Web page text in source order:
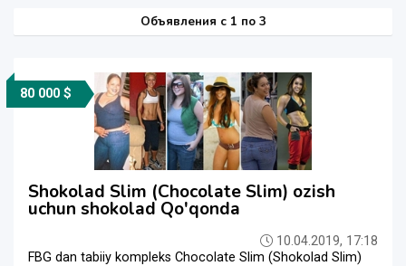
Объявления c 1 по 3
80 000 $
Shokolad Slim (Chocolate Slim) ozish
uchun shokolad Qo'qonda
10.04.2019, 17:18
FBG dan tabiiy kompleks Chocolate Slim (Shokolad Slim)